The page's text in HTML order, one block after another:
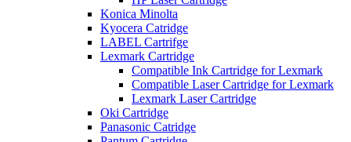
Konica Minolta
Kyocera Catridge
LABEL Cartrifge
Lexmark Cartridge
Compatible Ink Cartridge for Lexmark
Compatible Laser Cartridge for Lexmark
Lexmark Laser Cartridge
Oki Cartridge
Panasonic Catridge